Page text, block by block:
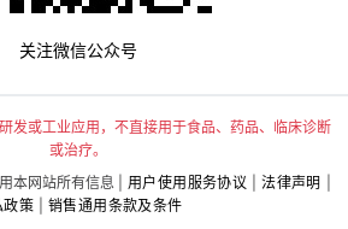
关注微信公众号
发或工业应用，不直接用于食品、药品、临床诊断
或治疗。
本网站所有信息 |
用户使用服务协议 法律声明
政策
销售通用条款及条件